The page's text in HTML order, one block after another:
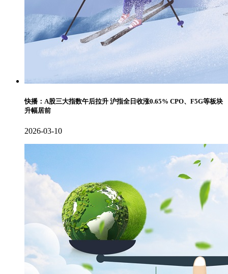
快播：A股三大指数午后拉升 沪指全日收涨0.65% CPO、F5G等板块
升幅居前
2026-03-10